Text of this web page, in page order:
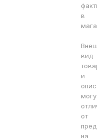
в
вид
и
от
на